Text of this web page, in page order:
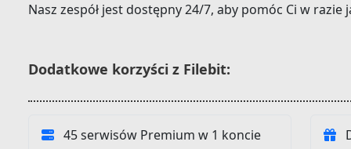
Nasz zespół jest dostępny 24/7, aby pomóc Ci w
Dodatkowe korzyści z Filebit:
45 serwisów Premium w 1 koncie